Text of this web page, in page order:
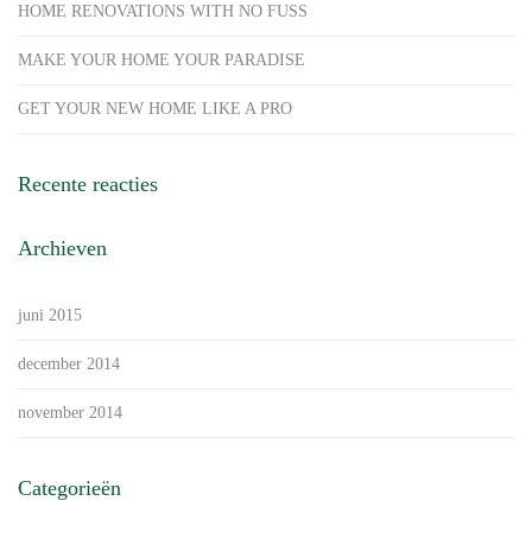
HOME RENOVATIONS WITH NO FUSS
MAKE YOUR HOME YOUR PARADISE
GET YOUR NEW HOME LIKE A PRO
Recente reacties
Archieven
juni 2015
december 2014
november 2014
Categorieën